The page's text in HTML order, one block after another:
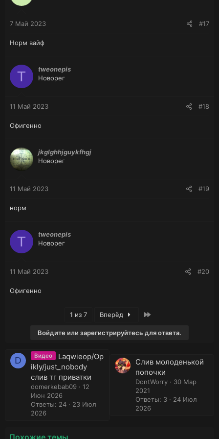
7 Май 2023 #17
Норм вайф
T
tweonepis
Новорег
11 Май 2023 #18
Офигенно
jkglghhjguykfhgj
Новорег
11 Май 2023 #19
норм
T
tweonepis
Новорег
11 Май 2023 #20
Офигенно
1 из 7 Вперёд
Войдите или зарегистрируйтесь для ответа.
D Видео
Laqwieop/Op
ikly/just_nobody
слив тг приватки
domerkebab09
12
Июн 2026
Ответы: 24
23 Июл
2026
Слив молоденькой
попочки
DontWorry
30 Мар
2021
Ответы: 3
24 Июл
2026